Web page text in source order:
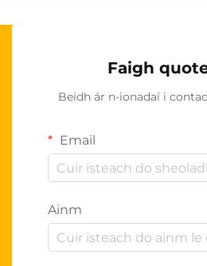
Faigh
Beidh ár n-ionadaí i
Email
Ainm